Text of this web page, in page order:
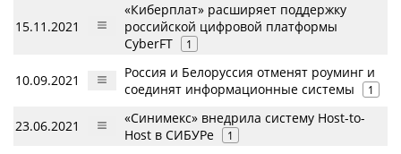
15.11.2021
«Киберплат» расширяет поддержку
российской цифровой платформы
CyberFT
1
10.09.2021
Россия и Белоруссия отменят роуминг и
соединят информационные системы
1
23.06.2021
«Синимекс» внедрила систему Host-to-
Host в СИБУРе
1